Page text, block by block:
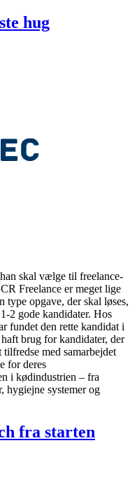
hug
skal vælge til freelance-
Freelance er meget lige
opgave, der skal løses,
2 gode kandidater. Hos
fundet den rette kandidat i
brug for kandidater, der
med samarbejdet
for deres
i kødindustrien – fra
hygiejne systemer og
fra starten